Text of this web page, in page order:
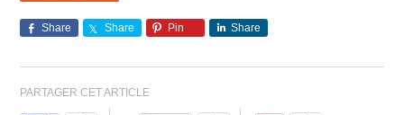
Share Share Pin Share
PARTAGER CET ARTICLE